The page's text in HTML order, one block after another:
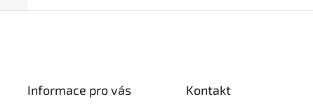
Informace pro vás Kontakt